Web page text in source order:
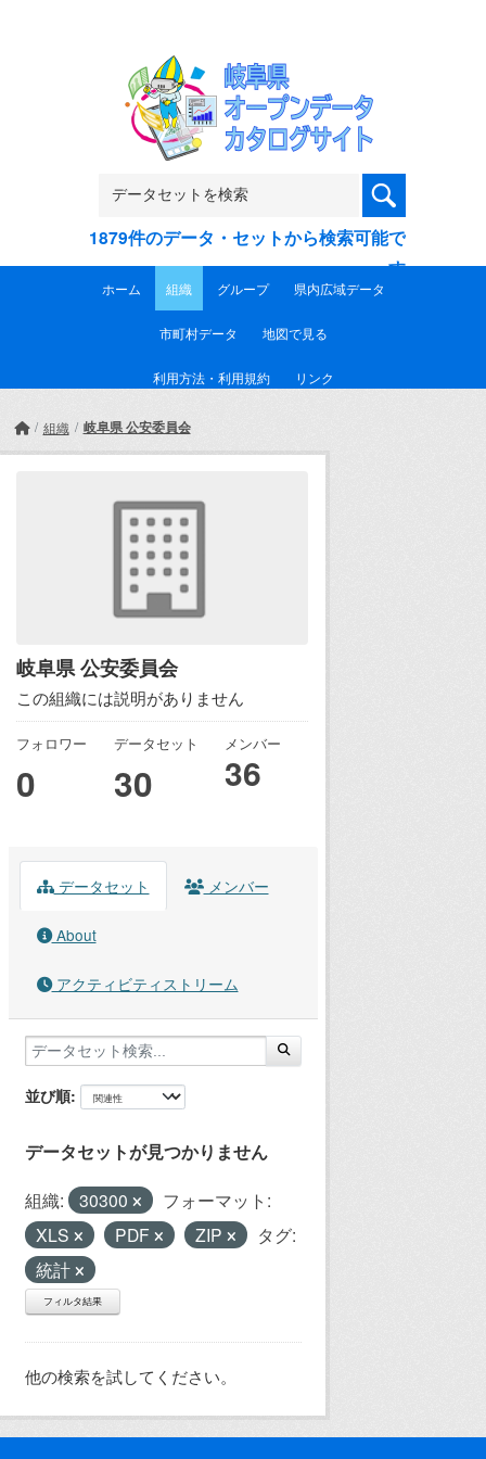
1879件のデータ・セットから検索可能で
す
ホーム 組織 グループ 県内広域データ
市町村データ 地図で見る
利用方法・利用規約 リンク
組織 岐阜県 公安委員会
岐阜県 公安委員会
この組織には説明がありません
フォロワー
0
データセット
30
メンバー
36
データセット メンバー
About
アクティビティストリーム
並び順
データセットが見つかりません
組織: 30300
フォーマット:
XLS
PDF ZIP
タグ:
統計
フィルタ結果
他の検索を試してください。